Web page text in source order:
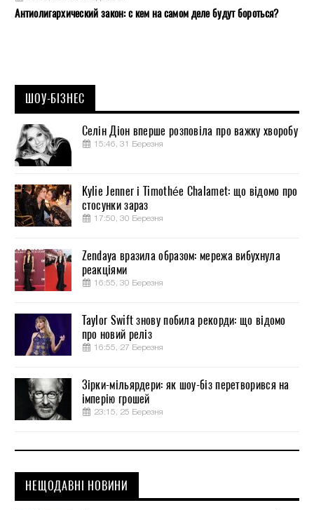
Антиолигархический закон: с кем на самом деле будут бороться?
ШОУ-БІЗНЕС
Селін Діон вперше розповіла про важку хворобу
15:46, 31 Березня
Kylie Jenner і Timothée Chalamet: що відомо про
стосунки зараз
17:50, 30 Березня
Zendaya вразила образом: мережа вибухнула
реакціями
16:55, 30 Березня
Taylor Swift знову побила рекорди: що відомо
про новий реліз
16:55, 27 Березня
Зірки-мільярдери: як шоу-біз перетворився на
імперію грошей
23:15, 25 Березня
НЕЩОДАВНІ НОВИНИ